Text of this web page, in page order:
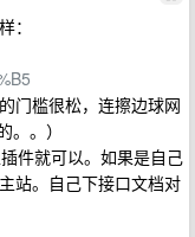
：
门槛很松，连擦边球网
。）
件就可以。如果是自己
站。自己下接口文档对